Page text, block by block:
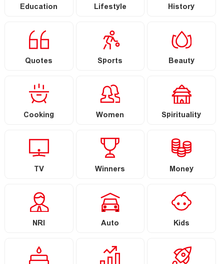
Education Lifestyle History
Quotes Sports Beauty
Cooking Women Spirituality
TV Winners Money
NRI Auto Kids